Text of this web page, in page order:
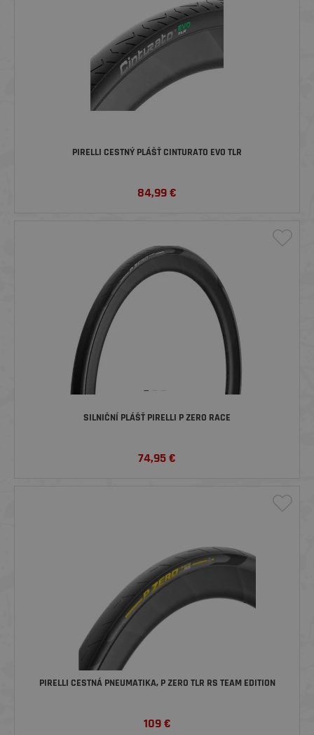
PIRELLI CESTNÝ PLÁŠŤ CINTURATO EVO TLR
84,99€
SILNIČNÍ PLÁŠŤ PIRELLI P ZERO RACE
74,95€
PIRELLI CESTNÁ PNEUMATIKA, P ZERO TLR RS TEAM EDITION
109€